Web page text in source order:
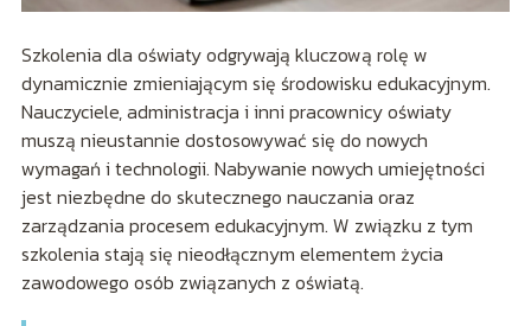
Szkolenia dla oświaty odgrywają kluczową rolę w
dynamicznie zmieniającym się środowisku edukacyjnym.
Nauczyciele, administracja i inni pracownicy oświaty
muszą nieustannie dostosowywać się do nowych
wymagań i technologii. Nabywanie nowych umiejętności
jest niezbędne do skutecznego nauczania oraz
zarządzania procesem edukacyjnym. W związku z tym
szkolenia stają się nieodłącznym elementem życia
zawodowego osób związanych z oświatą.